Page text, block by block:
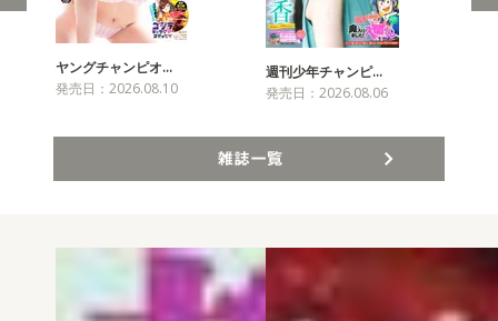
ヤングチャンピオ…
発売日：2026.08.10
週刊少年チャンピ…
発売日：2026.08.06